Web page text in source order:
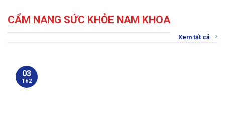
CẨM NANG SỨC KHỎE NAM KHOA
Xem tất cả
03
Th2